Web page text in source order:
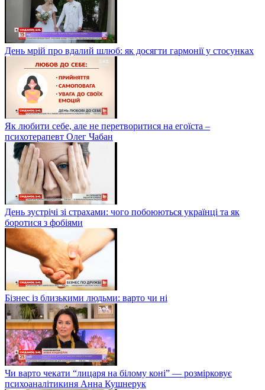
День мрій про вдалий шлюб: як досягти гармонії у стосунках
Як любити себе, але не перетворитися на егоїста –
психотерапевт Олег Чабан
День зустрічі зі страхами: чого побоюються українці та як
боротися з фобіями
Бізнес із близькими людьми: варто чи ні
Чи варто чекати “лицаря на білому коні” — розмірковує
психоаналітикиня Анна Кушнерук